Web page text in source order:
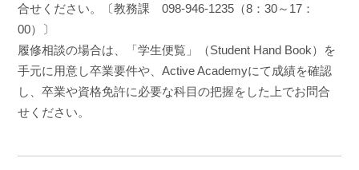
合せください。〔教務課 098-946-1235（8：30～17：
00）〕
履修相談の場合は、「学生便覧」（Student Hand Book）を
手元に用意し卒業要件や、Active Academyにて成績を確認
し、卒業や資格免許に必要な科目の把握をした上でお問合
せください。